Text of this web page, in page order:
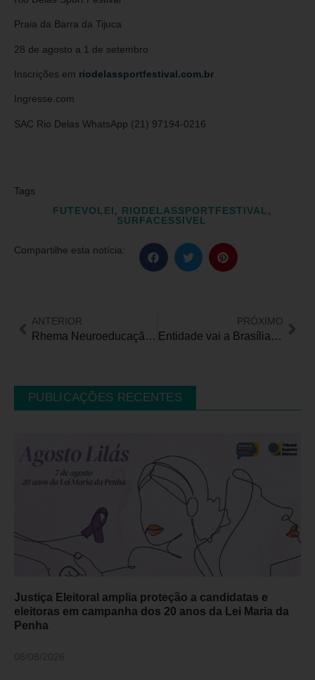
Praia da Barra da Tijuca
28 de agosto a 1 de setembro
Inscrições em riodelassportfestival.com.br
Ingresse.com
SAC Rio Delas WhatsApp (21) 97194-0216
Tags
FUTEVOLEI, RIODELASSPORTFESTIVAL,
SURFACESSIVEL
Compartilhe esta notícia:
ANTERIOR
Rhema Neuroeducação lança Prêmio Inclusão em Neuroeducação Brasil
PRÓXIMO
Entidade vai a Brasília para pedir apoio aos Senadores para mudança na Reforma Tributária
PUBLICAÇÕES RECENTES
Justiça Eleitoral amplia proteção a candidatas e
eleitoras em campanha dos 20 anos da Lei Maria da
Penha